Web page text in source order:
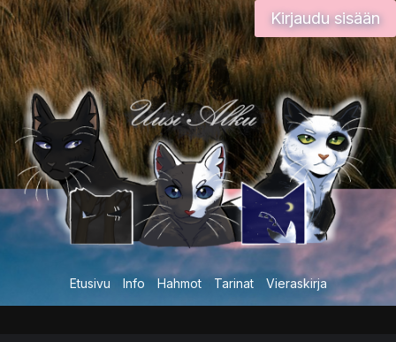
Siirry
sisältöön
Kirjaudu sisään
Etusivu Info Hahmot Tarinat Vieraskirja